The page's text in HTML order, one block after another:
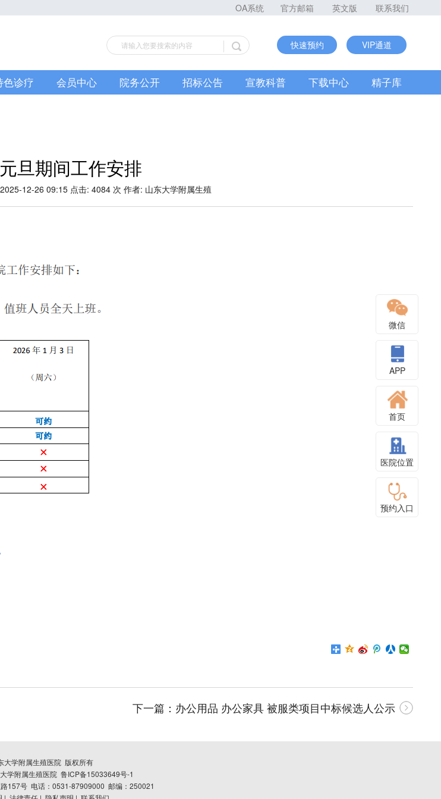
微信
APP
首页
医院位置
预约入口
OA系统 官方邮箱 英文版 联系我们
快速预约 VIP通道
色诊疗 会员中心 院务公开 招标公告 宣教科普 下载中心 精子库
旦期间工作安排
12-26 09:15 点击: 4084 次 作者: 山东大学附属生殖
下一篇： 办公用品 办公家具 被服类项目中标候选人公示
大学附属生殖医院 版权所有
学附属生殖医院 鲁ICP备15033649号-1
157号 电话：0531-87909000 邮编：250021